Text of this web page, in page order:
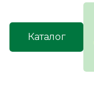
Каталог